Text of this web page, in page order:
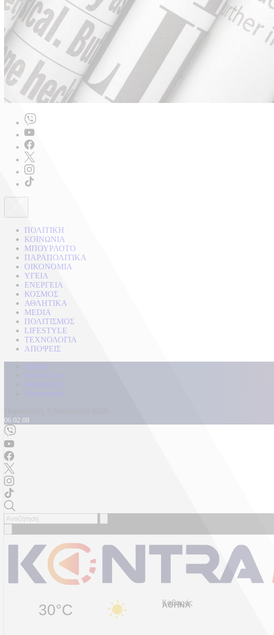
ΠΟΛΙΤΙΚΗ
ΚΟΙΝΩΝΙΑ
ΜΠΟΥΡΛΟΤΟ
ΠΑΡΑΠΟΛΙΤΙΚΑ
ΟΙΚΟΝΟΜΙΑ
ΥΓΕΙΑ
ΕΝΕΡΓΕΙΑ
ΚΟΣΜΟΣ
ΑΘΛΗΤΙΚΑ
MEDIA
ΠΟΛΙΤΙΣΜΟΣ
LIFESTYLE
ΤΕΧΝΟΛΟΓΙΑ
ΑΠΟΨΕΙΣ
Αρχική
Kontra Live
Καταγγελίες
Επικοινωνία
06:02:11
30°C Καθαρός